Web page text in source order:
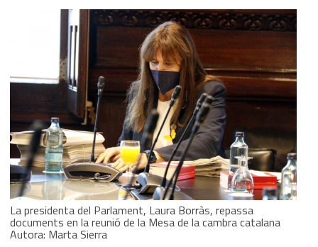
La presidenta del Parlament, Laura Borràs, repassa
documents en la reunió de la Mesa de la cambra catalana
Autora: Marta Sierra